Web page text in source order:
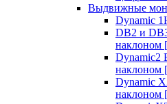
Выдвижные
Dynamic
DB2 и
наклоном
Dynamic2
наклоном
Dynamic
наклоном